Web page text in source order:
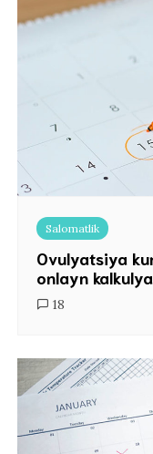
Salomatlik
Ovulyatsiya
onlayn
18